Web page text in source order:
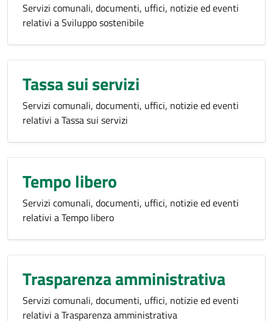
Servizi comunali, documenti, uffici, notizie ed eventi
relativi a Sviluppo sostenibile
Tassa sui servizi
Servizi comunali, documenti, uffici, notizie ed eventi
relativi a Tassa sui servizi
Tempo libero
Servizi comunali, documenti, uffici, notizie ed eventi
relativi a Tempo libero
Trasparenza amministrativa
Servizi comunali, documenti, uffici, notizie ed eventi
relativi a Trasparenza amministrativa